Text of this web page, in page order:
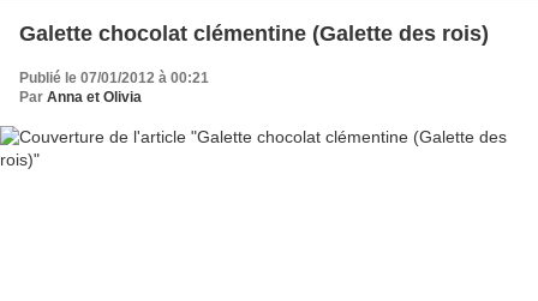
Galette chocolat clémentine (Galette des rois)
Publié le 07/01/2012 à 00:21
Par Anna et Olivia